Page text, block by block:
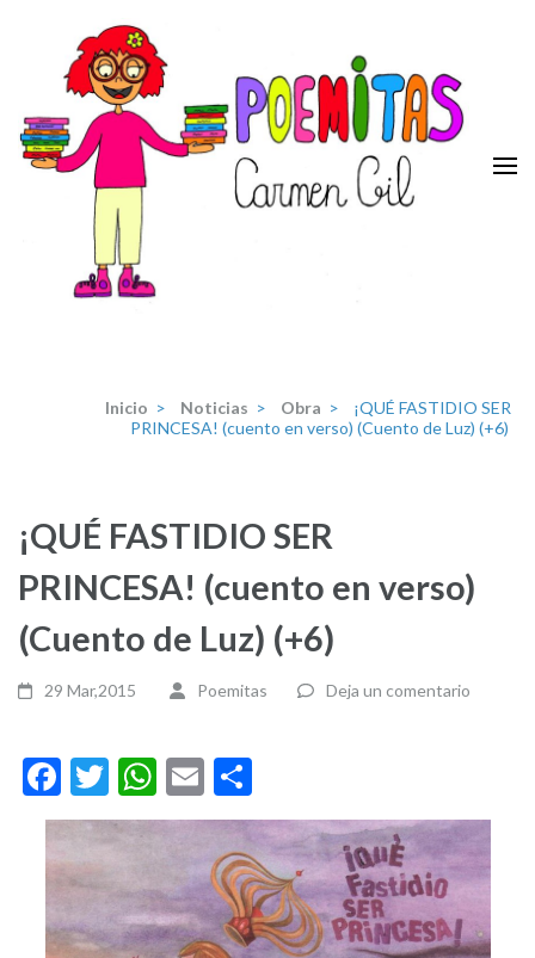
contenido
(presiona
tecla
Inicio > Noticias > Obra >
¡QUÉ FASTIDIO SER
PRINCESA! (cuento en verso) (Cuento de Luz) (+6)
¡QUÉ FASTIDIO SER
PRINCESA! (cuento en verso)
(Cuento de Luz) (+6)
29 Mar,2015 Poemitas Deja un comentario
Facebook
Twitter
WhatsApp
Email